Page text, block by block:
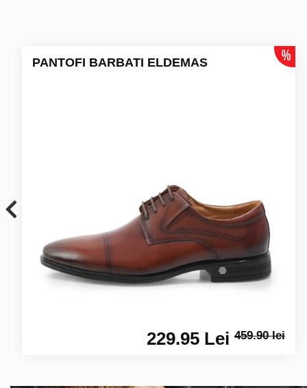
PANTOFI BARBATI ELDEMAS
229.95 Lei459.90 lei